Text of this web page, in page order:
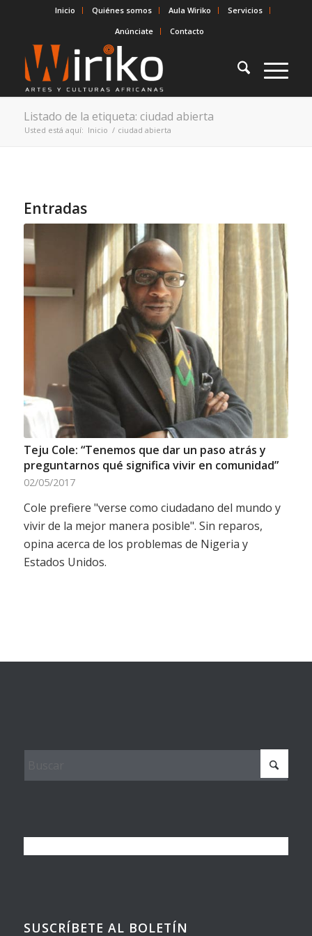
Inicio Quiénes somos Aula Wiriko
Servicios
Anúnciate
Contacto
Listado de la etiqueta: ciudad abierta
Usted está aquí: Inicio / ciudad abierta
Entradas
Teju Cole: “Tenemos que dar un paso atrás y
preguntarnos qué significa vivir en comunidad”
02/05/2017
Cole prefiere "verse como ciudadano del mundo y
vivir de la mejor manera posible". Sin reparos,
opina acerca de los problemas de Nigeria y
Estados Unidos.
SUSCRÍBETE AL BOLETÍN